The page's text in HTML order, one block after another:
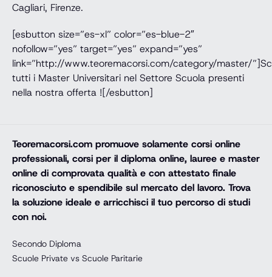
Cagliari, Firenze.
[esbutton size=”es-xl” color=”es-blue-2″
nofollow=”yes” target=”yes” expand=”yes”
link=”http://www.teoremacorsi.com/category/master/
tutti i Master Universitari nel Settore Scuola presenti
nella nostra offerta ![/esbutton]
Teoremacorsi.com promuove solamente corsi online
professionali, corsi per il diploma online, lauree e master
online di comprovata qualità e con attestato finale
riconosciuto e spendibile sul mercato del lavoro. Trova
la soluzione ideale e arricchisci il tuo percorso di studi
con noi.
Secondo Diploma
Scuole Private vs Scuole Paritarie